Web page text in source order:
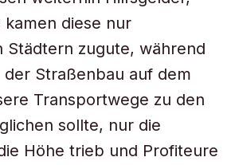
kamen diese nur
Städtern zugute, während
der Straßenbau auf dem
Transportwege zu den
sollte, nur die
Höhe trieb und Profiteure